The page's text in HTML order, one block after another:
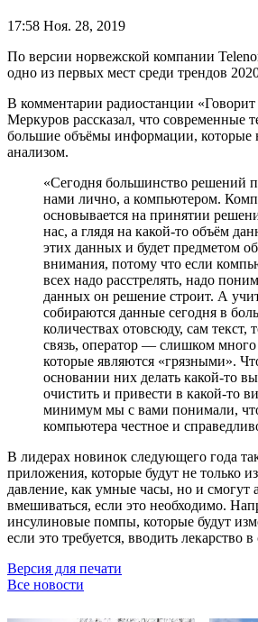
17:58 Ноя. 28, 2019
По версии норвежской компании
одно из первых мест среди трендов
В комментарии радиостанции
Меркуров рассказал, что современные
большие объёмы информации, которые
анализом.
«Сегодня большинство решений
нами лично, а компьютером.
основывается на принятии
нас, а глядя на какой-то объём
этих данных и будет предметом
внимания, потому что если
всех надо расстрелять, надо
данных он решение строит. А
собираются данные сегодня в
количествах отовсюду, сам текст,
связь, оператор — слишком
которые являются «грязными».
основании них делать какой-то
очистить и привести в какой-то
минимум мы с вами понимали,
компьютера честное и
В лидерах новинок следующего года
приложения, которые будут не только
давление, как умные часы, но и смогут
вмешиваться, если это необходимо.
инсулиновые помпы, которые будут
если это требуется, вводить лекарство
Версия для печати
Все новости